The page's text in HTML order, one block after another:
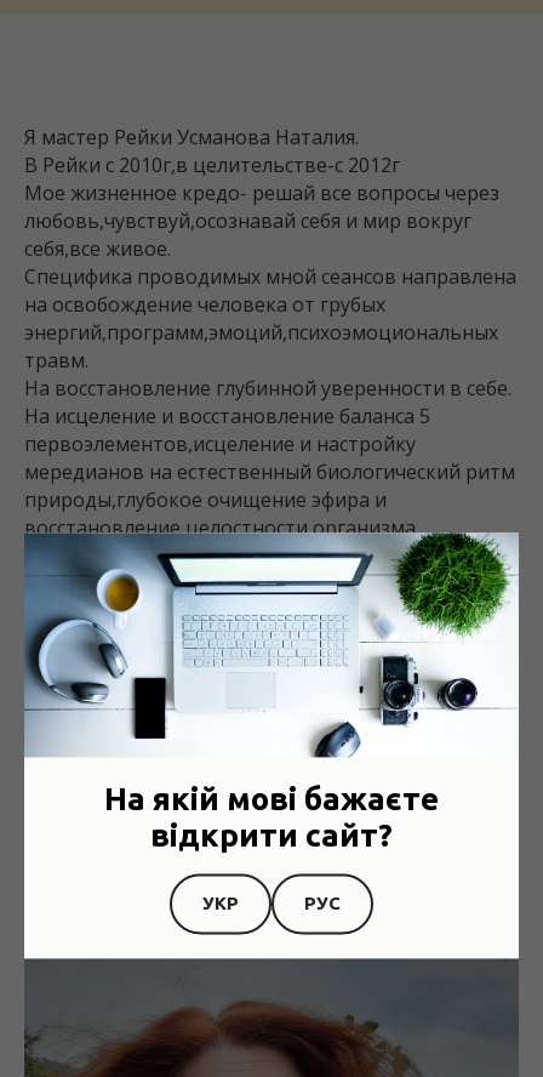
Я мастер Рейки Усманова Наталия.
В Рейки с 2010г,в целительстве-с 2012г
Мое жизненное кредо- решай все вопросы через
любовь,чувствуй,осознавай себя и мир вокруг
себя,все живое.
Специфика проводимых мной сеансов направлена
на освобождение человека от грубых
энергий,программ,эмоций,психоэмоциональных
травм.
На восстановление глубинной уверенности в себе.
На исцеление и восстановление баланса 5
первоэлементов,исцеление и настройку
мередианов на естественный биологический ритм
природы,глубокое очищение эфира и
восстановление целостности организма.
Люди обращаються с разными запросами - по
здоровью (бессонница,сильное напряжение в
теле,болезни) , увеличение дохода в
бизнесе,беременность,восстановление
отношений,успешные гармоничные переезды - по
всем запросам получают хорошие результаты.
На якій мові бажаєте
відкрити сайт?
УКР РУС